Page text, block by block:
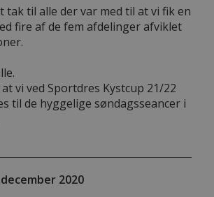
tak til alle der var med til at vi fik en
fire af de fem afdelinger afviklet
vi ved Sportdres Kystcup 21/22
til de hyggelige søndagsseancer i
2020